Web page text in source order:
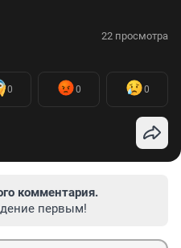
22 просмотра
0 0 0
комментария.
первым!